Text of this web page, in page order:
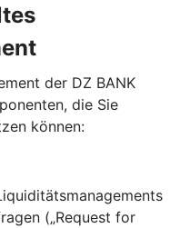
der DZ BANK
die Sie
können:
(„Request for